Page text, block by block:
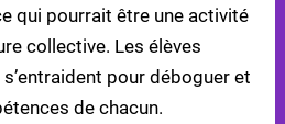
qui pourrait être une activité
collective. Les élèves
pour déboguer et
de chacun.